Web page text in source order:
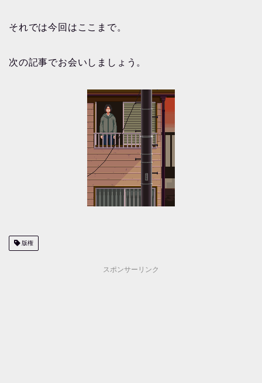
それでは今回はここまで。
次の記事でお会いしましょう。
版権
スポンサーリンク